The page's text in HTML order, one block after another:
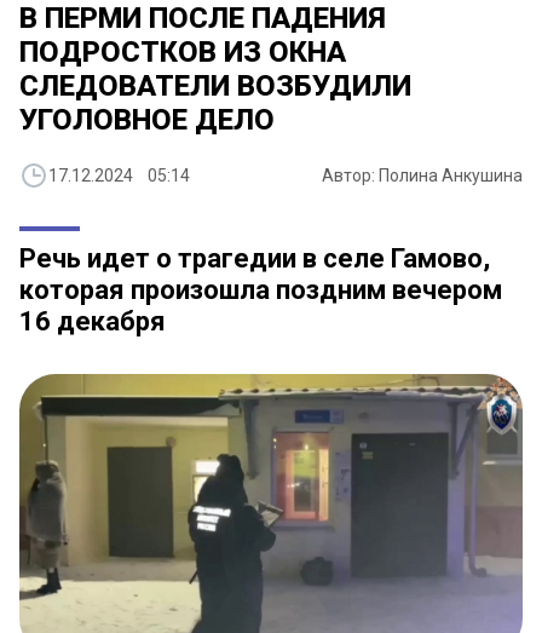
В ПЕРМИ ПОСЛЕ ПАДЕНИЯ
ПОДРОСТКОВ ИЗ ОКНА
СЛЕДОВАТЕЛИ ВОЗБУДИЛИ
УГОЛОВНОЕ ДЕЛО
17.12.2024 05:14 Автор: Полина Анкушина
Речь идет о трагедии в селе Гамово,
которая произошла поздним вечером
16 декабря